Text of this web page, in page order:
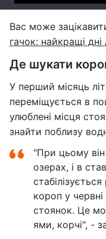
Вас може
гачок: найкращі
Де шукати
У перший місяць
переміщується в
улюблені місця
знайти поблизу
"При цьому він
озерах, і в
короп у
стоянок. Це
ями, корчі", -